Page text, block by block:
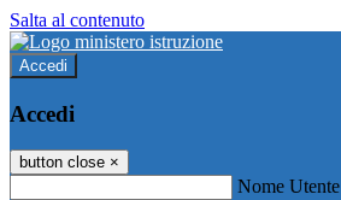
Salta al contenuto
Accedi
Accedi
button close ×
Nome Utente